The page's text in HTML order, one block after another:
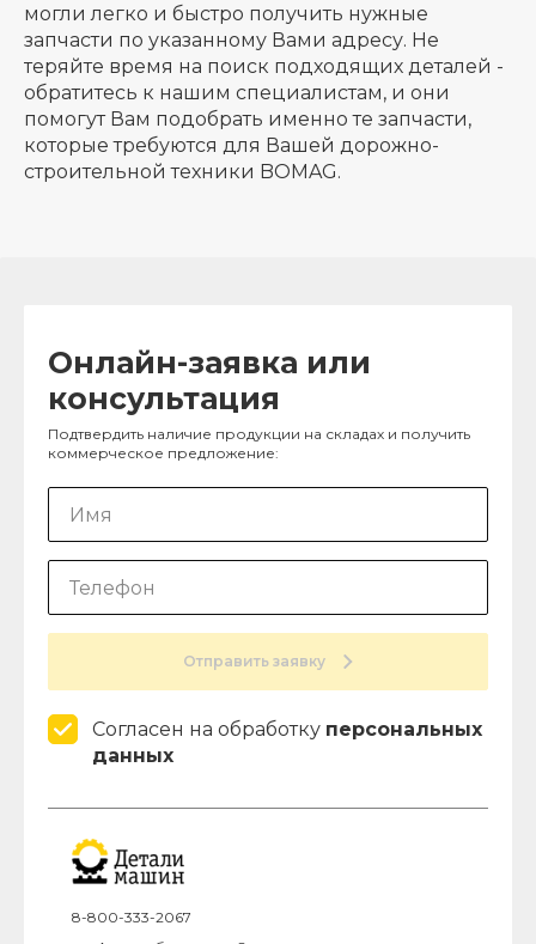
могли легко и быстро получить нужные
запчасти по указанному Вами адресу. Не
теряйте время на поиск подходящих деталей -
обратитесь к нашим специалистам, и они
помогут Вам подобрать именно те запчасти,
которые требуются для Вашей дорожно-
строительной техники BOMAG.
Онлайн-заявка или
консультация
Подтвердить наличие продукции на складах и получить
коммерческое предложение:
Отправить заявку
Согласен на обработку персональных
данных
8-800-333-2067